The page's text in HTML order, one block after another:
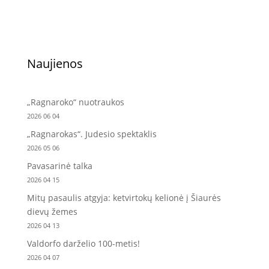
Naujienos
„Ragnaroko“ nuotraukos
2026 06 04
„Ragnarokas“. Judesio spektaklis
2026 05 06
Pavasarinė talka
2026 04 15
Mitų pasaulis atgyja: ketvirtokų kelionė į Šiaurės
dievų žemes
2026 04 13
Valdorfo darželio 100-metis!
2026 04 07